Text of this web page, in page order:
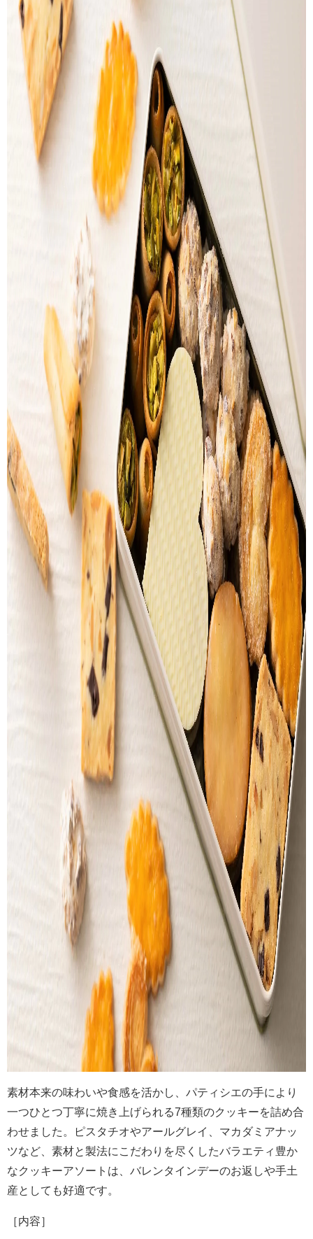
素材本来の味わいや食感を活かし、パティシエの手により
一つひとつ丁寧に焼き上げられる7種類のクッキーを詰め合
わせました。ピスタチオやアールグレイ、マカダミアナッ
ツなど、素材と製法にこだわりを尽くしたバラエティ豊か
なクッキーアソートは、バレンタインデーのお返しや手土
産としても好適です。
［内容］